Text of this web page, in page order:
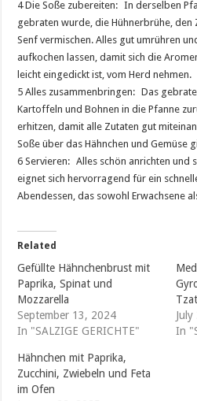
4 Die Soße zubereiten: In derselben
gebraten wurde, die Hühnerbrühe,
Senf vermischen. Alles gut umrühren
aufkochen lassen, damit sich die
leicht eingedickt ist, vom Herd nehmen.
5 Alles zusammenbringen: Das
Kartoffeln und Bohnen in die Pfanne
erhitzen, damit alle Zutaten gut
Soße über das Hähnchen und Gemüse
6 Servieren: Alles schön anrichten und
eignet sich hervorragend für ein
Abendessen, das sowohl Erwachsene
Related
Gefüllte Hähnchenbrust mit
Paprika, Spinat und
Mozzarella
September 13, 2024
In "SALZIGE GERICHTE"
In
Hähnchen mit Paprika,
Zucchini, Zwiebeln und Feta
im Ofen